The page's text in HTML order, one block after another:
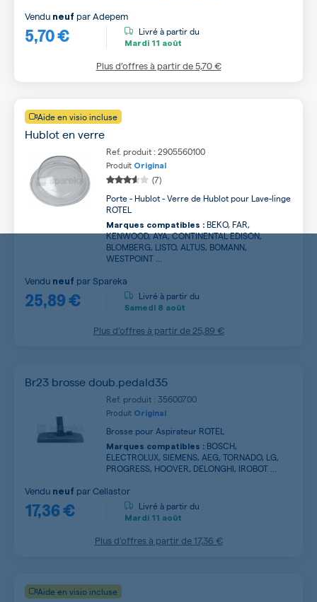
5,70 €
Vendu neuf parAdepem
Livré à partir du
Mardi 11 août
Plus d’offres à partir de5,70 €
Aide en visio incluse
Hublot en verre
Ref. produit : 2905560100
Produit Original
(7)
Porte - Hublot - Verre de Hublot pour Lave-linge
ROTEL
Marques compatibles : BEKO, FAR,
KENWOOD, AYA, CONTINENTAL EDISON,
BLOMBERG, LISTO, ALTUS, BOMANN,
WESTPOINT ...
25,89 €
Vendu neuf parSpareka
Livré à partir du
Samedi 8 août
Plus d’offres à partir de 25,89 €
Br23 brosse doub.pedald35
Ref. produit : 35600700
Produit Original
Brosse pour Aspirateur ROTEL
Marques compatibles : BOSCH,
ELECTROLUX, SIEMENS, AEG, TORNADO, LG,
PROGRESS, HOOVER, DELONGHI, IROBOT ...
17,36 €
Vendu neuf parCellastor
Livré à partir du
Mardi 11 août
Plus d’offres à partir de17,36 €
Aide en visio incluse